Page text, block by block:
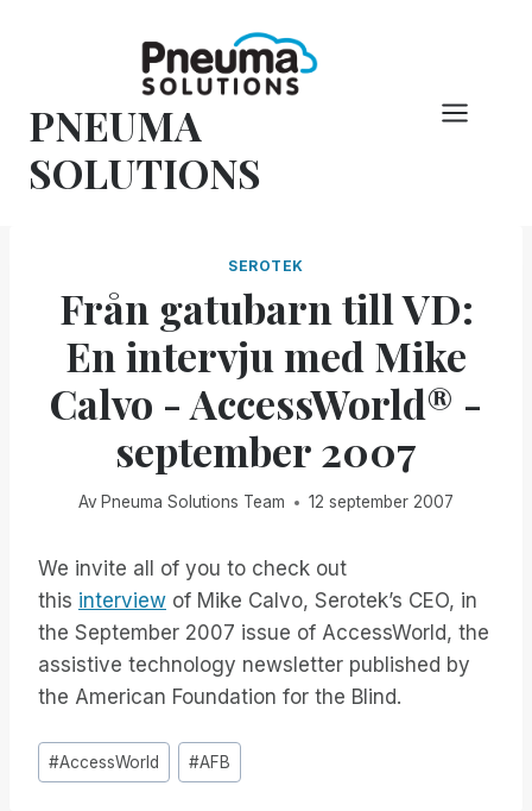
PNEUMA
SOLUTIONS
SEROTEK
Från gatubarn till VD:
En intervju med Mike
Calvo - AccessWorld® -
september 2007
Av Pneuma Solutions Team 12 september 2007
We invite all of you to check out
this interview of Mike Calvo, Serotek’s CEO, in
the September 2007 issue of AccessWorld, the
assistive technology newsletter published by
the American Foundation for the Blind.
Inlägg
Taggar:
#AccessWorld #AFB